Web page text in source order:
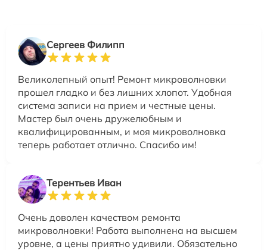
Сергеев Филипп
Великолепный опыт! Ремонт микроволновки
прошел гладко и без лишних хлопот. Удобная
система записи на прием и честные цены.
Мастер был очень дружелюбным и
квалифицированным, и моя микроволновка
теперь работает отлично. Спасибо им!
Терентьев Иван
Очень доволен качеством ремонта
микроволновки! Работа выполнена на высшем
уровне, а цены приятно удивили. Обязательно